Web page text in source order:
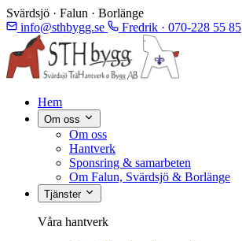
Svärdsjö · Falun · Borlänge
info@sthbygg.se
Fredrik · 070-228 55 85
Hem
Om oss
Om oss
Hantverk
Sponsring & samarbeten
Om Falun, Svärdsjö & Borlänge
Tjänster
Våra hantverk